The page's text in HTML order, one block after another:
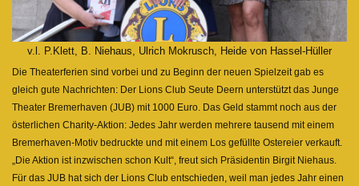
v.l. P.Klett, B. Niehaus, Ulrich Mokrusch, Heide von Hassel-Hüller
Die Theaterferien sind vorbei und zu Beginn der neuen Spielzeit gab es
gleich gute Nachrichten: Der Lions Club Seute Deern unterstützt das Junge
Theater Bremerhaven (JUB) mit 1000 Euro. Das Geld stammt noch aus der
österlichen Charity-Aktion: Jedes Jahr werden mehrere tausend mit einem
Bremerhaven-Motiv bedruckte und mit einem Los gefüllte Ostereier verkauft.
„Die Aktion ist inzwischen schon Kult“, freut sich Präsidentin Birgit Niehaus.
Für das JUB hat sich der Lions Club entschieden, weil man jedes Jahr einen